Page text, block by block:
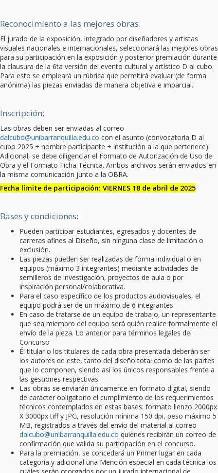
Reconocimiento a las mejores obras:
El jurado de la exposición, integrado por diseñadores y artistas
visuales nacionales e internacionales, seleccionará las mejores obras
para su participación en la exposición y posterior premiación durante
la clausura de la 6ta versión del evento cultural y artístico D al cubo.
Para esto se empleará un rúbrica que permitirá evaluar (de forma
anónima) las piezas enviadas de manera objetiva e imparcial.
Inscripción:
Las obras deben ser enviadas al correo
dalcubo@unibarranquilla.edu.co con el asunto (convocatoria D al
cubo 2025 + nombre participante + institución a la que pertenece).
Adicional, se debe diligenciar el Formato de Autorización de Uso de
Obra y el Formato Ficha Técnica. Ambos archivos serán enviados en
la misma comunicación junto a la OBRA.
Fecha límite de participación: VIERNES 18 de abril de 2025
Bases y condiciones:
Pueden participar estudiantes, egresados y docentes de
carreras afines al Diseño, sin ninguna clase de limitación o
exclusión.
Las piezas pueden ser realizadas de forma individual o en
equipos (máximo 3 integrantes) mediante actividades de
semilleros de investigación, proyectos de aula o por
inspiración personal/colaborativa.
Para el caso específico de los productos audiovisuales, el
equipo podrá ser de un máximo de 6 integrantes
En caso de tratarse de un equipo de trabajo, un representante
que sea miembro del equipo será quién realice formalmente el
envío de la pieza. Lo anterior para términos legales del
Concurso
Él titular o los titulares de cada obra presentada deberán ser
los autores de este, tanto del diseño total como de las partes
que lo componen, siendo así los únicos responsables frente a
las gestiones respectivas.
Las obras se enviarán únicamente en formato digital, siendo
de carácter obligatorio el cumplimiento de los requerimientos
técnicos contemplados en estas bases: formato lienzo 2000px
X 3000px tiff y JPG, resolución mínima 150 dpi, peso máximo 5
MB, registrados a través del envío del material al correo
dalcubo@unibarranquilla.edu.co quienes recibirán un correo de
confirmación que valida su participación en el concurso.
Para la premiación, se concederá un Primer lugar en cada
categoría y adicional una Mención especial en cada técnica los